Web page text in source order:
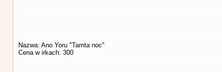
Nazwa: Ano Yoru "Tamta noc"
Cena w irkach: 300